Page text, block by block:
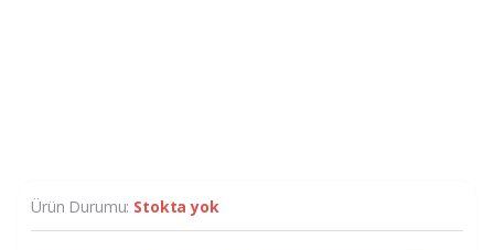
Ürün Durumu: Stokta yok